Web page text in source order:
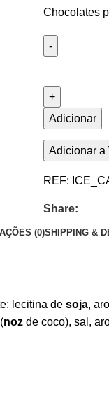
Chocolates
Adicionar
Adicionar a
REF:
Share:
(0)SHIPPING &
lecitina de soja,
noz de coco), sal,